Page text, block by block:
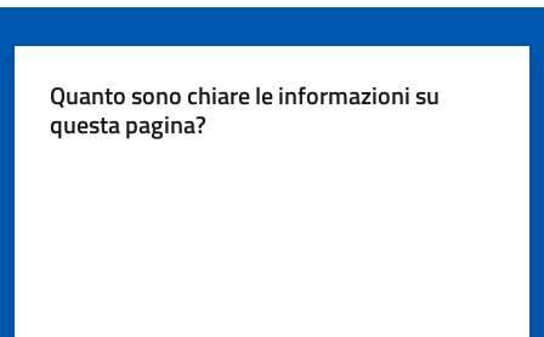
Quanto sono chiare le informazioni su
questa pagina?